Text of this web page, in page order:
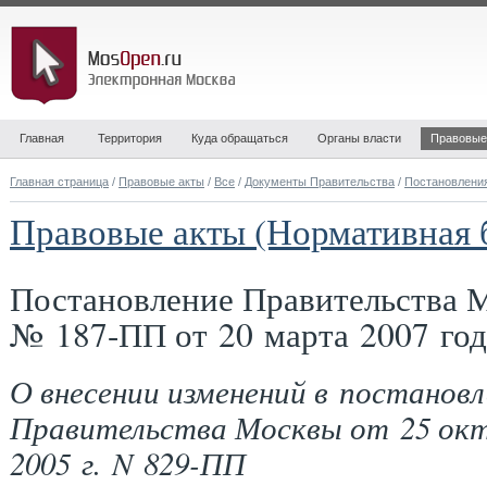
Главная Территория Куда обращаться Органы власти
Главная страница / Правовые акты / Все / Документы Правительства /
Правовые акты (Нормативная
Постановление Правительства
№ 187-ПП от 20 марта 2007
О внесении изменений в
Правительства Москвы от 25
2005 г. N 829-ПП